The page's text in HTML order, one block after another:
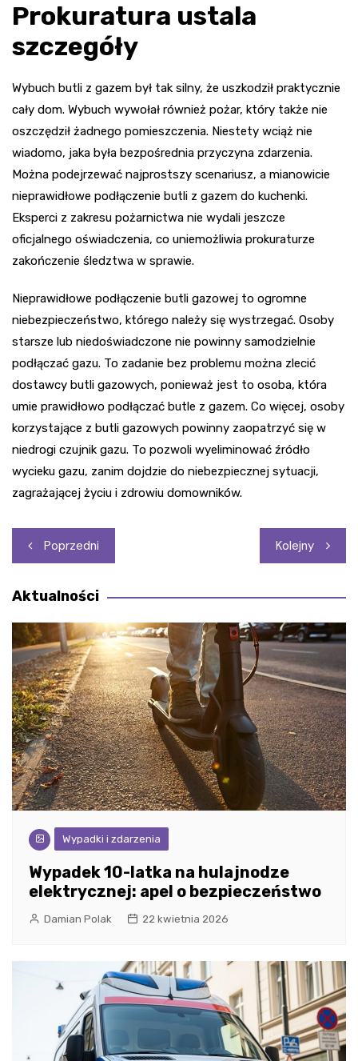
Prokuratura ustala
szczegóły
Wybuch butli z gazem był tak silny, że uszkodził praktycznie
cały dom. Wybuch wywołał również pożar, który także nie
oszczędził żadnego pomieszczenia. Niestety wciąż nie
wiadomo, jaka była bezpośrednia przyczyna zdarzenia.
Można podejrzewać najprostszy scenariusz, a mianowicie
nieprawidłowe podłączenie butli z gazem do kuchenki.
Eksperci z zakresu pożarnictwa nie wydali jeszcze
oficjalnego oświadczenia, co uniemożliwia prokuraturze
zakończenie śledztwa w sprawie.
Nieprawidłowe podłączenie butli gazowej to ogromne
niebezpieczeństwo, którego należy się wystrzegać. Osoby
starsze lub niedoświadczone nie powinny samodzielnie
podłączać gazu. To zadanie bez problemu można zlecić
dostawcy butli gazowych, ponieważ jest to osoba, która
umie prawidłowo podłączać butle z gazem. Co więcej, osoby
korzystające z butli gazowych powinny zaopatrzyć się w
niedrogi czujnik gazu. To pozwoli wyeliminować źródło
wycieku gazu, zanim dojdzie do niebezpiecznej sytuacji,
zagrażającej życiu i zdrowiu domowników.
Nawigacja
wpisu
Poprzedni Kolejny
Aktualności
Wypadki i zdarzenia
Wypadek 10-latka na hulajnodze
elektrycznej: apel o bezpieczeństwo
Damian Polak 22 kwietnia 2026